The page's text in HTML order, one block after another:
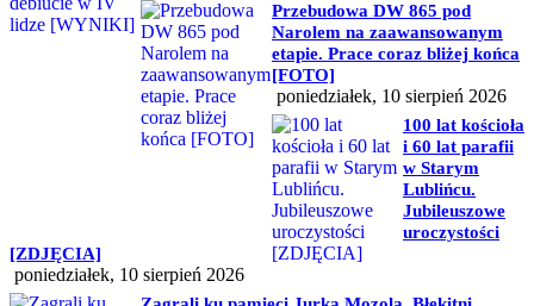
Przebudowa DW 865 pod
Narolem na zaawansowanym
etapie. Prace coraz bliżej końca
[FOTO]
poniedziałek, 10 sierpień 2026
100 lat kościoła
i 60 lat parafii
w Starym
Lublińcu.
Jubileuszowe
uroczystości
[ZDJĘCIA]
poniedziałek, 10 sierpień 2026